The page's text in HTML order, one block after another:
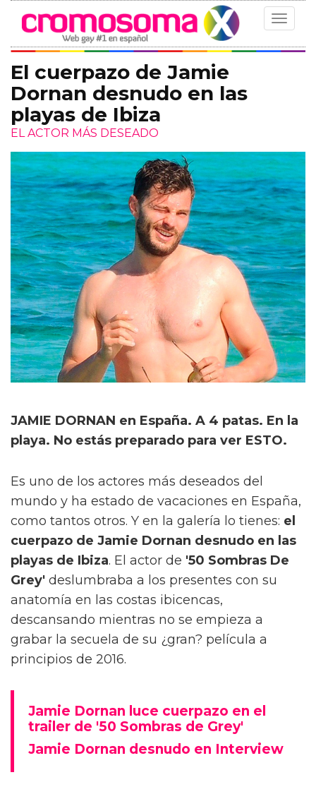
Toggle
El cuerpazo de Jamie
Dornan desnudo en las
playas de Ibiza
EL ACTOR MÁS DESEADO
JAMIE DORNAN en España. A 4 patas. En la
playa. No estás preparado para ver ESTO.
Es uno de los actores más deseados del
mundo y ha estado de vacaciones en España,
como tantos otros. Y en la galería lo tienes: el
cuerpazo de Jamie Dornan desnudo en las
playas de Ibiza. El actor de '50 Sombras De
Grey' deslumbraba a los presentes con su
anatomía en las costas ibicencas,
descansando mientras no se empieza a
grabar la secuela de su ¿gran? película a
principios de 2016.
Jamie Dornan luce cuerpazo en el
trailer de '50 Sombras de Grey'
Jamie Dornan desnudo en Interview